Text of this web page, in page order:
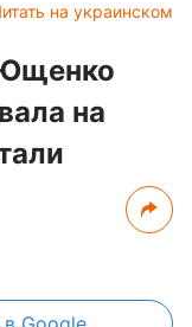
на украинском
на